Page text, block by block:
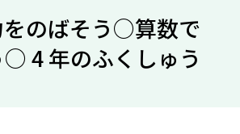
のばそう○算数で
4 年のふくしゅう